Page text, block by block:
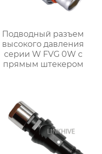
Подводный разъем
высокого давления
серии W FVG 0W с
прямым штекером